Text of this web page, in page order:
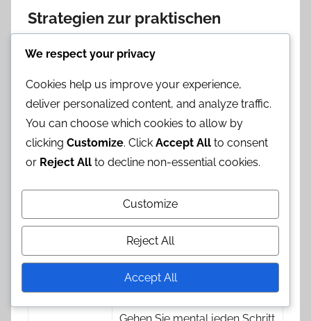
Strategien zur praktischen
Anwendung von
Visualisierungstechniken
Visualisierungstechniken können die Leistung
erheblich verbessern, indem sie es den Spielern
ermöglichen, ihre Aktionen mental einzuüben.
Diese Praxis hilft Athleten, einen mentalen Plan für
den Erfolg während der Spiele zu erstellen.
Beschreibung
Positive
Visualisieren Sie erfolgreiche
Spielzüge und positive
Ergebnisse, um
Selbstvertrauen aufzubauen.
Gehen Sie mental jeden Schritt
We respect your privacy
Cookies help us improve your experience,
deliver personalized content, and analyze traffic.
You can choose which cookies to allow by
clicking Customize. Click Accept All to consent
or Reject All to decline non-essential cookies.
Customize
Reject All
Accept All